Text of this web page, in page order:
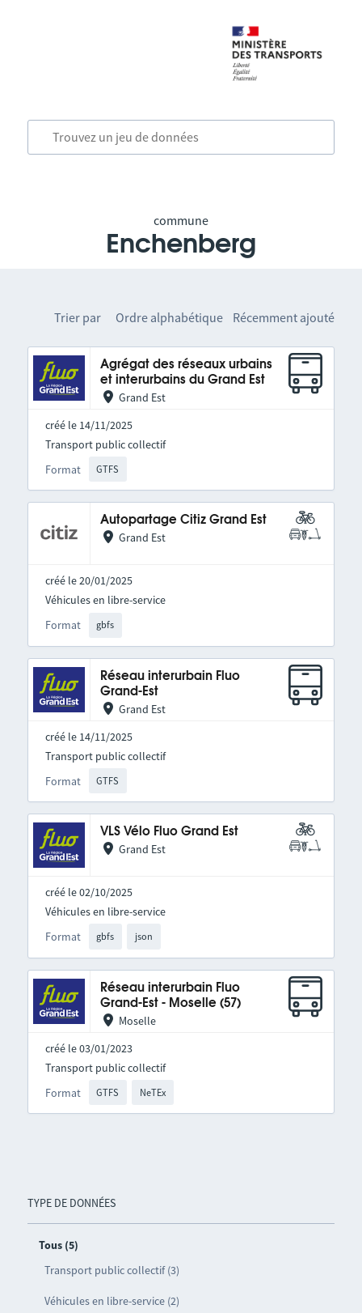
commune
Enchenberg
TYPE DE DONNÉES
Tous (5)
Transport public collectif (3)
Véhicules en libre-service (2)
Trier par Ordre alphabétique Récemment ajouté
Agrégat des réseaux urbains
et interurbains du Grand Est
Grand Est
créé le 14/11/2025
Format GTFS
Transport public collectif
Autopartage Citiz Grand Est
Grand Est
créé le 20/01/2025
Format gbfs
Véhicules en libre-service
Réseau interurbain Fluo
Grand-Est
Grand Est
créé le 14/11/2025
Format GTFS
Transport public collectif
VLS Vélo Fluo Grand Est
Grand Est
créé le 02/10/2025
Format gbfs json
Véhicules en libre-service
Réseau interurbain Fluo
Grand-Est - Moselle (57)
Moselle
créé le 03/01/2023
Format GTFS NeTEx
Transport public collectif